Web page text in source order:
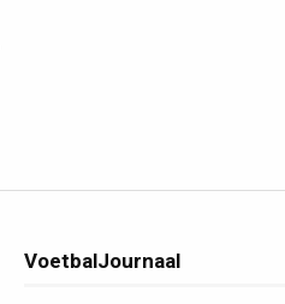
VoetbalJournaal